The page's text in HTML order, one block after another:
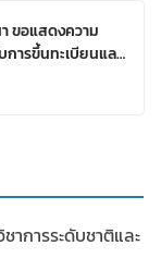
ขอแสดงความ
ารขึ้นทะเบียนและ
ยราชภัฏเลย
าการระดับชาติและ